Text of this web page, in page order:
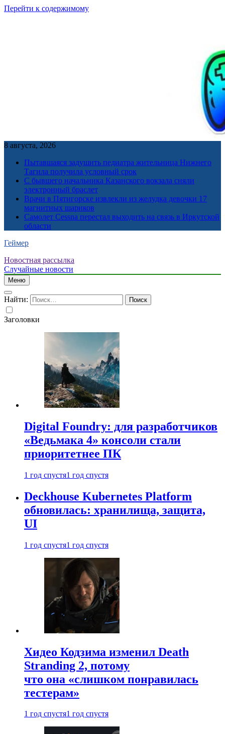
Перейти к содержимому
8 августа, 2026
Пытавшаяся задушить педиатра жительница Нижнего
Тагила получила условный срок
С бывшего начальника Казанского вокзала сняли
электронный браслет
Врачи в Пятигорске извлекли из желудка девочки 17
магнитных шариков
Самолет Cessna перестал выходить на связь в Иркутской
области
Геймер
Новостная рассылка
Случайные новости
Меню
Найти:
Заголовки
Digital Foundry: для разработчиков
«Ведьмака 4» консоли стали
приоритетнее ПК
1 год спустя1 год спустя
Deckhouse Kubernetes Platform
обновилась: хранилища, защита,
UI
1 год спустя1 год спустя
Хидео Кодзима изменил Death
Stranding 2, потому
что она «слишком понравилась
тестерам»
1 год спустя1 год спустя